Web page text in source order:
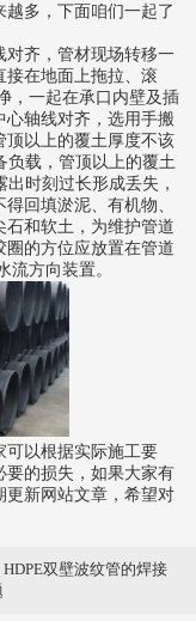
多，下面咱们一起了
齐，管材现场转移一
接在地面上拖拉、滚
，一起在承口内壁及插
心轴线对齐，选用手搬
顶以上的覆土厚度不该
负载，管顶以上的覆土
时刻过长形成丢失，
回填淤泥、有机物、
和软土，为维护管道
的方位应放置在管道
流方向装置。
以根据实际施工要
要的损失，如果大家有
更新网站文章，希望对
HDPE双壁波纹管的焊接